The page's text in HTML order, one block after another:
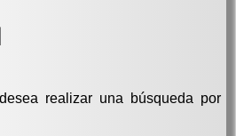
realizar una búsqueda por